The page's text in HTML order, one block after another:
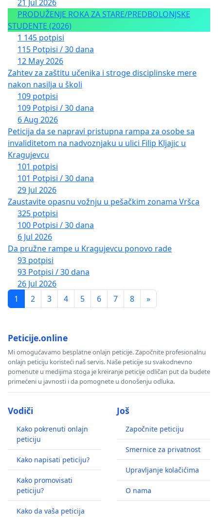
21 Jul 2026
PRODUŽENJE ROKA ZA STARE/PREDBOLONJSKE
STUDENTE (2026)
1 145 potpisi
115 Potpisi / 30 dana
12 May 2026
Zahtev za zaštitu učenika i stroge disciplinske mere
nakon nasilja u školi
109 potpisi
109 Potpisi / 30 dana
6 Aug 2026
Peticija da se napravi pristupna rampa za osobe sa
invaliditetom na nadvoznjaku u ulici Filip Kljajic u
Kragujevcu
101 potpisi
101 Potpisi / 30 dana
29 Jul 2026
Zaustavite opasnu vožnju u pešačkim zonama Vršca
325 potpisi
100 Potpisi / 30 dana
6 Jul 2026
Da pružne rampe u Kragujevcu ponovo rade
93 potpisi
93 Potpisi / 30 dana
26 Jul 2026
1
2 3 4 5 6 7 8 »
Peticije.online
Mi omogućavamo besplatne onlajn peticije. Započnite profesionalnu
onlajn peticiju koristeći naš servis. Naše peticije su svakodnevno
pomenute u medijima stoga je kreiranje peticije odličan put da budete
primećeni u javnosti i da pomognete u donošenju odluka.
Vodiči
Kako pokrenuti onlajn
peticiju
Kako napisati peticiju?
Kako promovisati
peticiju?
Kako da vaša peticija
Još
Započnite peticiju
Smernice za privatnost
Upravljanje kolačićima
O nama